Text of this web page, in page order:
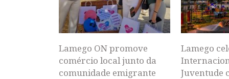
Lamego ON promove
comércio local junto da
comunidade emigrante
Lamego
Juventude